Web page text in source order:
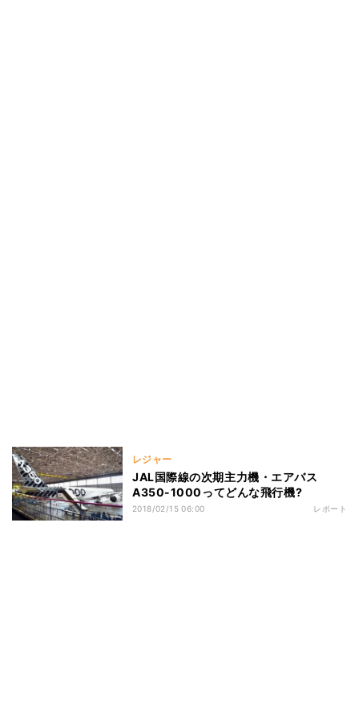
レジャー
JAL国際線の次期主力機・エアバス
A350-1000ってどんな飛行機?
2018/02/15 06:00 レポート